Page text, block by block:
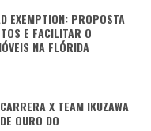
EXEMPTION: PROPOSTA
E FACILITAR O
NA FLÓRIDA
X TEAM IKUZAWA
OURO DO